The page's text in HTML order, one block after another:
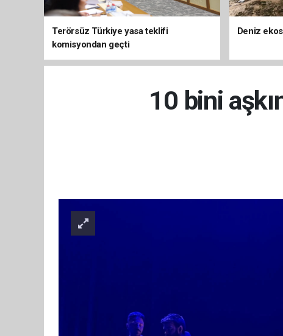
Terörsüz Türkiye yasa teklifi
komisyondan geçti
Deniz
10 bini